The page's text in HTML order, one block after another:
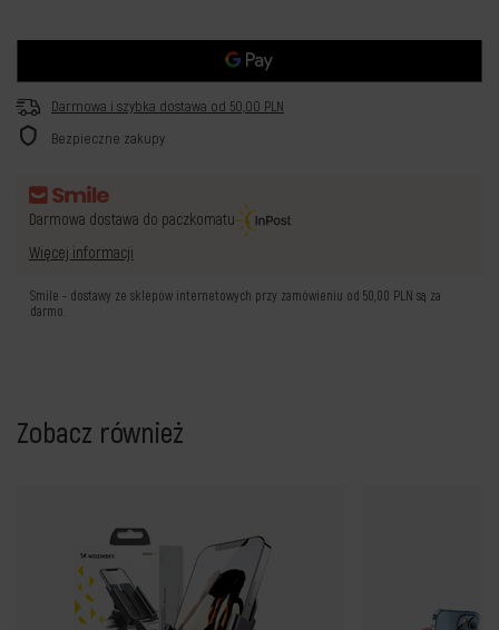
Darmowa i szybka dostawa od 50,00 PLN
Bezpieczne zakupy
Darmowa dostawa do paczkomatu
Więcej informacji
Smile - dostawy ze sklepów internetowych przy zamówieniu od50,00 PLN są za
darmo.
Zobacz również